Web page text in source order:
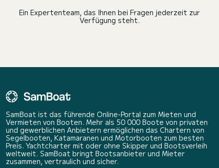
Ein Expertenteam, das Ihnen bei Fragen jederzeit zur
Verfügung steht.
SamBoat ist das führende Online-Portal zum Mieten und
Vermieten von Booten. Mehr als 50 000 Boote von privaten
und gewerblichen Anbietern ermöglichen das Chartern von
Segelbooten, Katamaranen und Motorbooten zum besten
Preis. Yachtcharter mit oder ohne Skipper und Bootsverleih
weltweit. SamBoat bringt Bootsanbieter und Mieter
zusammen, vertraulich und sicher.